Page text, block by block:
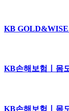
KB
KB손해보험ㅣ몸
KB손해보험ㅣ몸